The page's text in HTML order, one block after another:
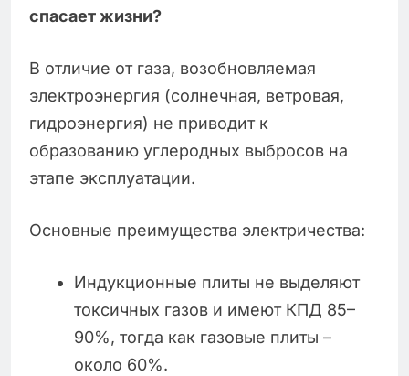
спасает жизни?
В отличие от газа, возобновляемая
электроэнергия (солнечная, ветровая,
гидроэнергия) не приводит к
образованию углеродных выбросов на
этапе эксплуатации.
Основные преимущества электричества:
Индукционные плиты не выделяют
токсичных газов и имеют КПД 85–
90%, тогда как газовые плиты –
около 60%.